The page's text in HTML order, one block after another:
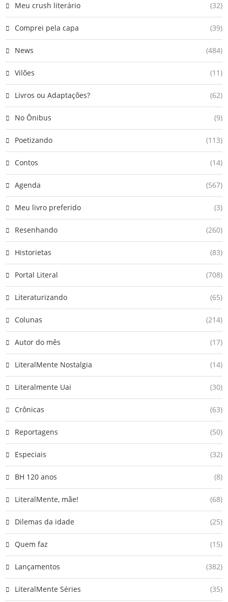
Meu crush literário (32)
Comprei pela capa (39)
News (484)
Vilões (11)
Livros ou Adaptações? (62)
No Ônibus (9)
Poetizando (113)
Contos (14)
Agenda (567)
Meu livro preferido (3)
Resenhando (260)
Historietas (83)
Portal Literal (708)
Literaturizando (65)
Colunas (214)
Autor do mês (17)
LiteralMente Nostalgia (14)
Literalmente Uai (30)
Crônicas (63)
Reportagens (50)
Especiais (32)
BH 120 anos (8)
LiteralMente, mãe! (68)
Dilemas da idade (25)
Quem faz (15)
Lançamentos (382)
LiteralMente Séries (35)